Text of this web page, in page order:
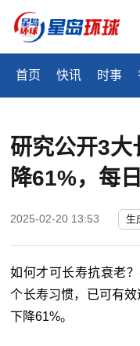
首页 快讯 时事
研究公开3大
降61%，每
2025-02-20 13:53 生
如何才可长寿抗衰老
个长寿习惯，已可有
下降61%。